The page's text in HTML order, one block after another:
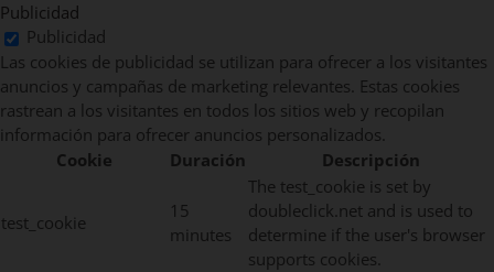
Publicidad
Publicidad
Las cookies de publicidad se utilizan para ofrecer a los visitantes
anuncios y campañas de marketing relevantes. Estas cookies
rastrean a los visitantes en todos los sitios web y recopilan
información para ofrecer anuncios personalizados.
Cookie
Duración Descripción
test_cookie
15
minutes
The test_cookie is set by
doubleclick.net and is used to
determine if the user's browser
supports cookies.